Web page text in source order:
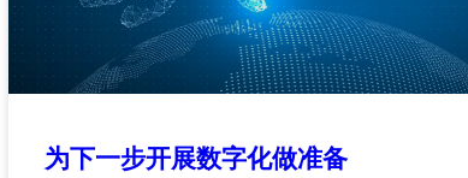
为下一步开展数字化做准备